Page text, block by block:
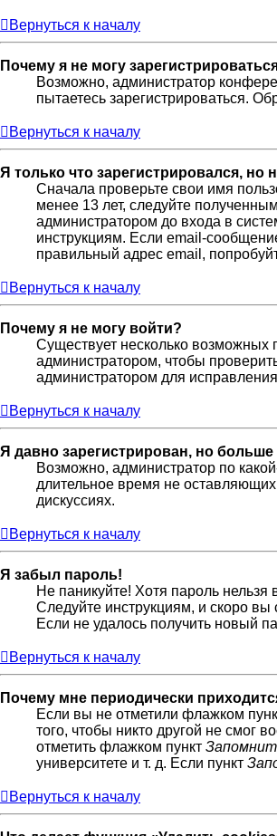
Вернуться к началу
Почему я не могу
Возможно, администратор
пытаетесь зарегистрироваться.
Вернуться к началу
Я только что зарегистрировался, но
Сначала проверьте свои имя
менее 13 лет, следуйте
администратором до входа в
инструкциям. Если email-
правильный адрес email,
Вернуться к началу
Почему я не могу войти?
Существует несколько возможных
администратором, чтобы
администратором для
Вернуться к началу
Я давно зарегистрирован, но больше
Возможно, администратор по
длительное время не
дискуссиях.
Вернуться к началу
Я забыл пароль!
Не паникуйте! Хотя пароль
Следуйте инструкциям, и скоро
Если не удалось получить новый
Вернуться к началу
Почему мне периодически
Если вы не отметили флажком
того, чтобы никто другой не смог
отметить флажком пункт
университете и т. д. Если пункт
Вернуться к началу